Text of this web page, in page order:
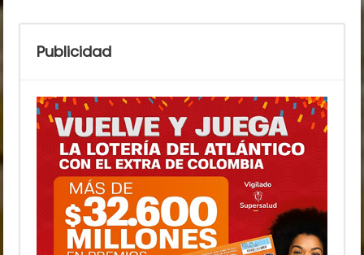
Publicidad